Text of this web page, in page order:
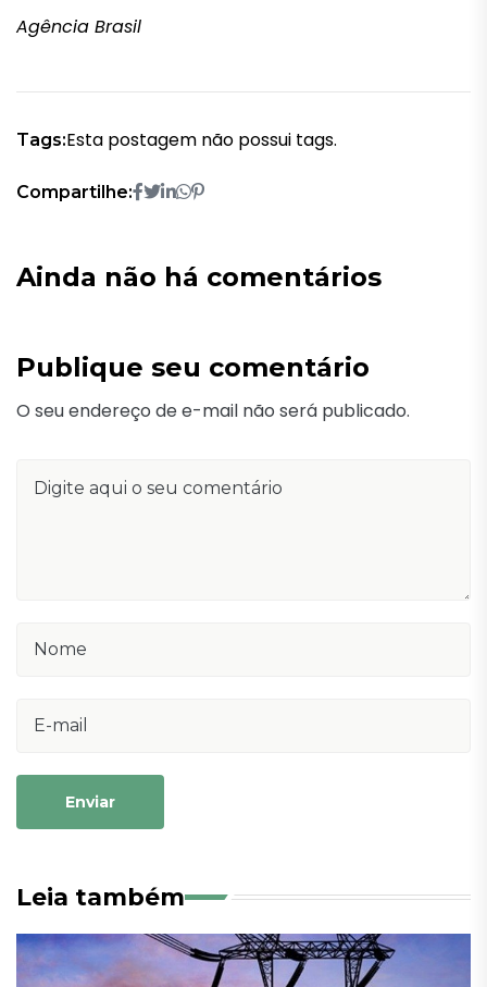
Agência Brasil
Tags:Esta postagem não possui tags.
Compartilhe:
Ainda não há comentários
Publique seu comentário
O seu endereço de e-mail não será publicado.
Enviar
Leia também